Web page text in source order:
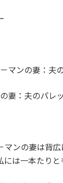
マンの妻：夫
妻：夫のパレ
マンの妻は背
には一本たり